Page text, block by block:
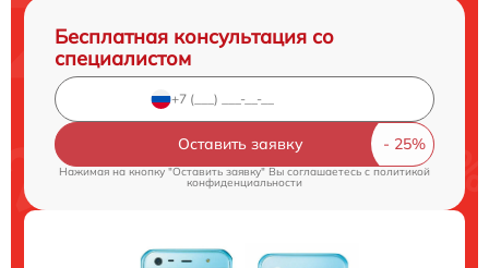
Бесплатная консультация со
специалистом
Оставить заявку
Нажимая на кнопку "Оставить заявку" Вы соглашаетесь cполитикой
конфиденциальности